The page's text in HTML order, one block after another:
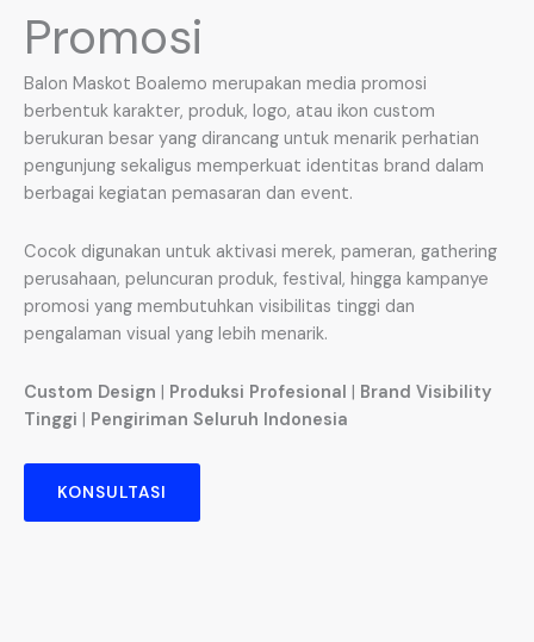
Promosi
Balon Maskot Boalemo merupakan media promosi
berbentuk karakter, produk, logo, atau ikon custom
berukuran besar yang dirancang untuk menarik perhatian
pengunjung sekaligus memperkuat identitas brand dalam
berbagai kegiatan pemasaran dan event.
Cocok digunakan untuk aktivasi merek, pameran, gathering
perusahaan, peluncuran produk, festival, hingga kampanye
promosi yang membutuhkan visibilitas tinggi dan
pengalaman visual yang lebih menarik.
Custom Design | Produksi Profesional | Brand Visibility
Tinggi | Pengiriman Seluruh Indonesia
KONSULTASI